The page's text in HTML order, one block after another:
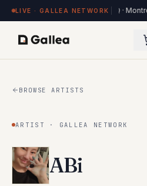
LIVE · GALLEA NETWORK
view at Hôtel de l'ITHQ · Montréal70
BROWSE ARTISTS
ARTIST · GALLEA NETWORK
ABi